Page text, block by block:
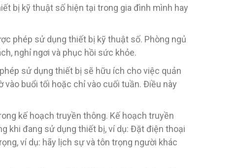
bị kỹ thuật số hiện tại trong gia đình mình hay
phép sử dụng thiết bị kỹ thuật số. Phòng ngủ
nghỉ ngơi và phục hồi sức khỏe.
sử dụng thiết bị sẽ hữu ích cho việc quản
vào buổi tối hoặc chỉ vào cuối tuần. Điều này
kế hoạch truyền thông. Kế hoạch truyền
khi đang sử dụng thiết bị, ví dụ: Đặt điện thoại
ví dụ: hãy lịch sự và tôn trọng người khác